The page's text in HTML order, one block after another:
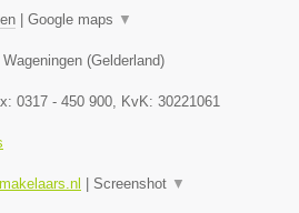
| Google maps ▼
Wageningen (Gelderland)
0317 - 450 900 , KvK: 30221061
| Screenshot ▼